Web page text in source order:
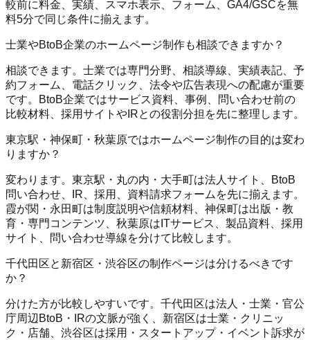
較前に料金、実績、スマホ表示、フォーム、GA4/GSCを無
料5分で同じ条件に揃えます。
士業やBtoB企業のホームページ制作も相談できますか？
相談できます。士業では専門分野、相談導線、実績表記、予
約フォーム、電話クリック、法令や広告表現への配慮が重要
です。BtoB企業ではサービス資料、事例、問い合わせ前の
比較材料、採用サイトやIRとの役割分担を先に整理します。
東京駅・神保町・秋葉原ではホームページ制作の目的は変わ
りますか？
変わります。東京駅・丸の内・大手町は法人サイト、BtoB
問い合わせ、IR、採用、資料請求フォームを先に揃えます。
霞が関・永田町は制度説明や信頼材料、神保町は出版・教
育・専門コンテンツ、秋葉原はITサービス、製品資料、採用
サイト、問い合わせ導線を分けて比較します。
千代田区と新宿区・渋谷区の制作ページは分けるべきです
か？
分けた方が比較しやすいです。千代田区は法人・士業・官公
庁周辺BtoB・IRの文脈が強く、新宿区は士業・クリニッ
ク・店舗、渋谷区は採用・スタートアップ・イベント訴求が